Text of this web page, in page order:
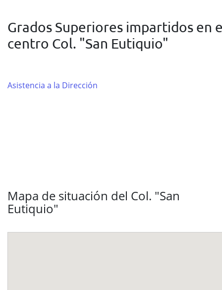
Grados Superiores impartidos en
centro Col. "San Eutiquio"
Asistencia a la Dirección
Mapa de situación del Col. "San
Eutiquio"